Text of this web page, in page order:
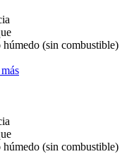
húmedo (sin combustible)
húmedo (sin combustible)